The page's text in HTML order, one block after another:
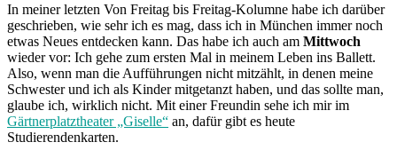
In meiner letzten Von Freitag bis Freitag-Kolumne habe ich darüber
geschrieben, wie sehr ich es mag, dass ich in München immer noch
etwas Neues entdecken kann. Das habe ich auch am Mittwoch
wieder vor: Ich gehe zum ersten Mal in meinem Leben ins Ballett.
Also, wenn man die Aufführungen nicht mitzählt, in denen meine
Schwester und ich als Kinder mitgetanzt haben, und das sollte man,
glaube ich, wirklich nicht. Mit einer Freundin sehe ich mir im
Gärtnerplatztheater „Giselle“ an, dafür gibt es heute
Studierendenkarten.